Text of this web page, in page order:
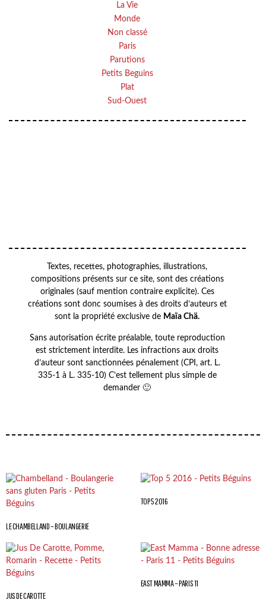
La Vie
Monde
Non classé
Paris
Parutions
Petits Beguins
Plat
Sud-Ouest
Textes, recettes, photographies, illustrations,
compositions présents sur ce site, sont des créations
originales (sauf mention contraire explicite). Ces
créations sont donc soumises à des droits d’auteurs et
sont la propriété exclusive de Maïa Chä.
Sans autorisation écrite préalable, toute reproduction
est strictement interdite. Les infractions aux droits
d’auteur sont sanctionnées pénalement (CPI, art. L.
335-1 à L. 335-10) C’est tellement plus simple de
demander 🙂
LE CHAMBELLAND – BOULANGERIE
TOP 5 2016
JUS DE CAROTTE
EAST MAMMA – PARIS 11